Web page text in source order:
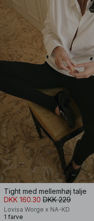
Tight med mellemhøj talje
DKK 160.30 DKK 229
Lovisa Worge x NA-KD
1 farve